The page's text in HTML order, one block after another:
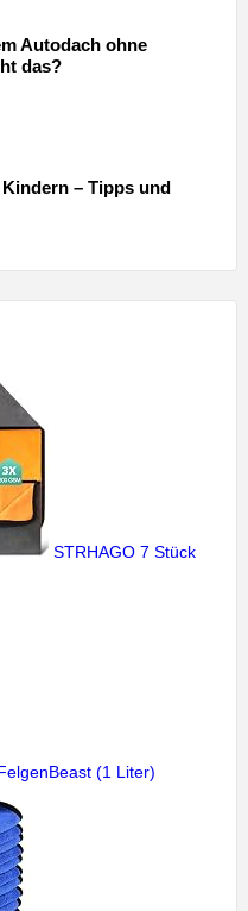
Autodach ohne
das?
– Tipps und
STRHAGO 7 Stück
(1 Liter)